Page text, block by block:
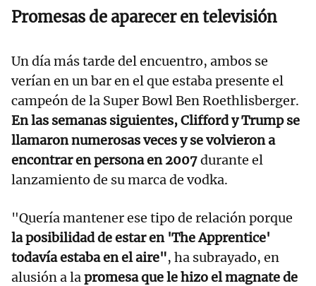
Promesas de aparecer en televisión
Un día más tarde del encuentro, ambos se
verían en un bar en el que estaba presente el
campeón de la Super Bowl Ben Roethlisberger.
En las semanas siguientes, Clifford y Trump se
llamaron numerosas veces y se volvieron a
encontrar en persona en 2007durante el
lanzamiento de su marca de vodka.
"Quería mantener ese tipo de relación porque
la posibilidad de estar en 'The Apprentice'
todavía estaba en el aire", ha subrayado, en
alusión a lapromesa que le hizo el magnate de